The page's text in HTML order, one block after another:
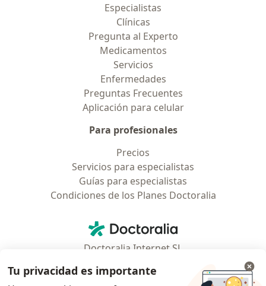
Especialistas
Clínicas
Pregunta al Experto
Medicamentos
Servicios
Enfermedades
Preguntas Frecuentes
Aplicación para celular
Para profesionales
Precios
Servicios para especialistas
Guías para especialistas
Condiciones de los Planes Doctoralia
Doctoralia - Página de inicio
Doctoralia Internet SL
08019 Barcelona, Spain
Tu privacidad es importante